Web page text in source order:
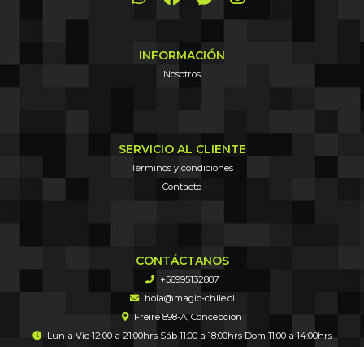
INFORMACIÓN
Nosotros
SERVICIO AL CLIENTE
Términos y condiciones
Contacto
CONTÁCTANOS
+56995132887
hola@magic-chile.cl
Freire 898-A, Concepción
Lun a Vie 12:00 a 21:00hrs Sáb 11:00 a 18:00hrs Dom 11:00 a 14:00hrs